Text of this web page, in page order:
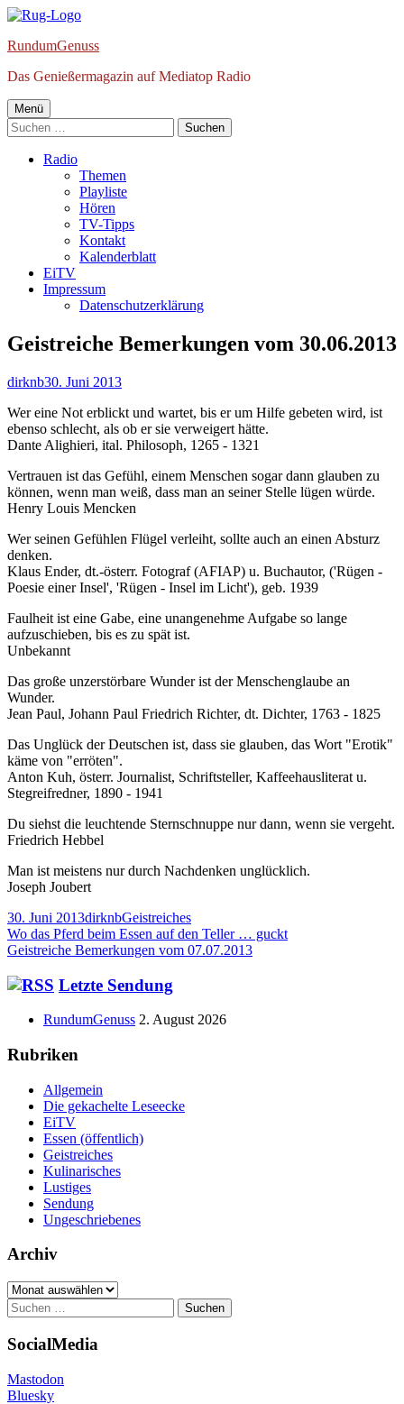
Springe
Inhalt
RundumGenuss
Das Genießermagazin auf Mediatop Radio
Primäres
Menü
Menü
Suchen
nach:
Radio
Themen
Playliste
Hören
TV-Tipps
Kontakt
Kalenderblatt
EiTV
Impressum
Datenschutzerklärung
Geistreiche Bemerkungen vom 30.06.2013
Autor
dirknbVeröffentlicht
30. Juni 2013
Wer eine Not erblickt und wartet, bis er um Hilfe gebeten wird, ist
ebenso schlecht, als ob er sie verweigert hätte.
Dante Alighieri, ital. Philosoph, 1265 - 1321
Vertrauen ist das Gefühl, einem Menschen sogar dann glauben zu
können, wenn man weiß, dass man an seiner Stelle lügen würde.
Henry Louis Mencken
Wer seinen Gefühlen Flügel verleiht, sollte auch an einen Absturz
denken.
Klaus Ender, dt.-österr. Fotograf (AFIAP) u. Buchautor, ('Rügen -
Poesie einer Insel', 'Rügen - Insel im Licht'), geb. 1939
Faulheit ist eine Gabe, eine unangenehme Aufgabe so lange
aufzuschieben, bis es zu spät ist.
Unbekannt
Das große unzerstörbare Wunder ist der Menschenglaube an
Wunder.
Jean Paul, Johann Paul Friedrich Richter, dt. Dichter, 1763 - 1825
Das Unglück der Deutschen ist, dass sie glauben, das Wort "Erotik"
käme von "erröten".
Anton Kuh, österr. Journalist, Schriftsteller, Kaffeehausliterat u.
Stegreifredner, 1890 - 1941
Du siehst die leuchtende Sternschnuppe nur dann, wenn sie vergeht.
Friedrich Hebbel
Man ist meistens nur durch Nachdenken unglücklich.
Joseph Joubert
Veröffentlicht
am
30. Juni 2013Autor
dirknbKategorien
Geistreiches
Beitragsnavigation
Vorheriger
Beitrag:
Wo das Pferd beim Essen auf den Teller … guckt
Nächster
Geistreiche Bemerkungen vom 07.07.2013
Haupt-
Seitenleiste
Letzte Sendung
RundumGenuss 2. August 2026
Rubriken
Allgemein
Die gekachelte Leseecke
EiTV
Essen (öffentlich)
Geistreiches
Kulinarisches
Lustiges
Sendung
Ungeschriebenes
Archiv
Archiv
Suchen
nach:
SocialMedia
Mastodon
Bluesky